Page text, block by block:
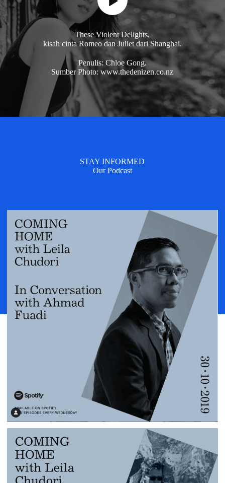
These Violent Delights,
kisah cinta Romeo dan Juliet dari Shanghai.
Penulis: Chloe Gong.
Sumber Photo: www.thedenizen.co.nz
STAY INFORMED
Our Podcast